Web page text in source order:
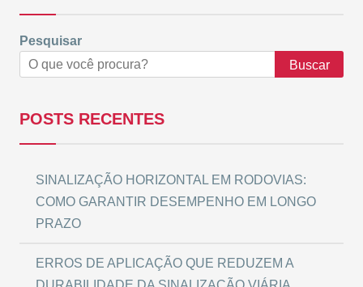
Pesquisar
Buscar
POSTS RECENTES
SINALIZAÇÃO HORIZONTAL EM RODOVIAS:
COMO GARANTIR DESEMPENHO EM LONGO
PRAZO
ERROS DE APLICAÇÃO QUE REDUZEM A